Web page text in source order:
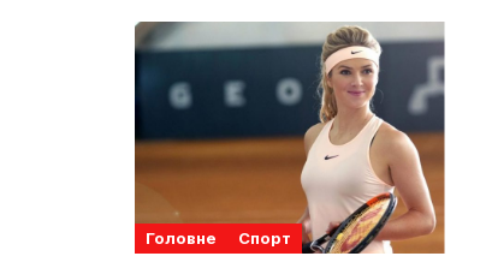
Головне Спорт